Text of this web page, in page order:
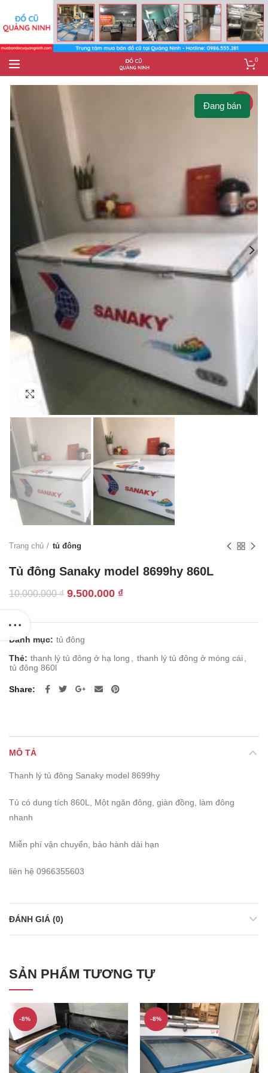
0
-5%
Click to enlarge
Đang bán
Trang chủ tủ đông
Tủ đông Sanaky model 8699hy 860L
10.000.000₫ Giá
9.500.000 ₫Giá
Danh mục: tủ đông
Thẻ: thanh lý tủ đông ở hạ long thanh lý tủ đông ở móng cái
tủ đông 860l
Share
MÔ TẢ
Thanh lý tủ đông Sanaky model 8699hy
Tủ có dung tích 860L, Một ngăn đông, giàn đồng, làm đông
nhanh
Miễn phí vận chuyển, bảo hành dài hạn
liên hệ 0966355603
ĐÁNH GIÁ (0)
SẢN PHẨM TƯƠNG TỰ
-8% -8%